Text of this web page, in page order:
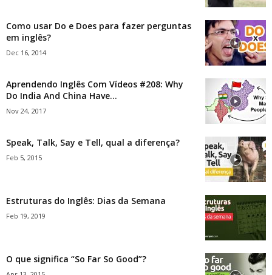
Como usar Do e Does para fazer perguntas
em inglês?
Dec 16, 2014
Aprendendo Inglês Com Vídeos #208: Why
Do India And China Have...
Nov 24, 2017
Speak, Talk, Say e Tell, qual a diferença?
Feb 5, 2015
Estruturas do Inglês: Dias da Semana
Feb 19, 2019
O que significa “So Far So Good”?